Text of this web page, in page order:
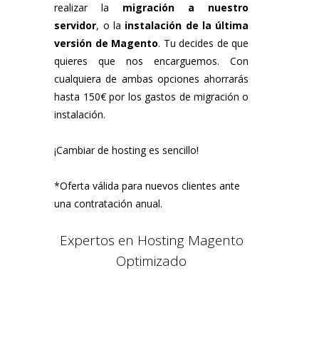
realizar la migración a nuestro
servidor, o la instalación de la última
versión de Magento. Tu decides de que
quieres que nos encarguemos. Con
cualquiera de ambas opciones ahorrarás
hasta 150€ por los gastos de migración o
instalación.
¡Cambiar de hosting es sencillo!
*Oferta válida para nuevos clientes ante
una contratación anual.
Expertos en Hosting Magento
Optimizado